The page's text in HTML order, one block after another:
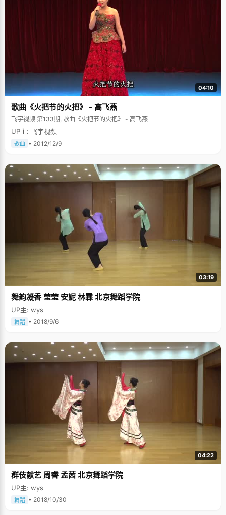
04:10
歌曲《火把节的火把》 - 高飞燕
飞宇视频 第133期, 歌曲《火把节的火把》 - 高飞燕
UP主: 飞宇视频
歌曲 • 2012/12/9
03:19
舞韵凝香 莹莹 安妮 林霖 北京舞蹈学院
UP主: wys
舞蹈 • 2018/9/6
04:22
群伎献艺 周睿 孟茜 北京舞蹈学院
UP主: wys
舞蹈 • 2018/10/30